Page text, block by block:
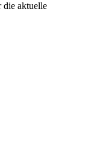
die aktuelle